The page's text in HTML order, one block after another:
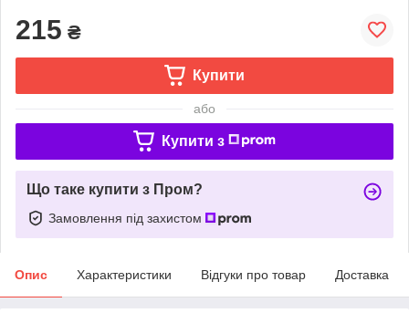
215 ₴
Купити
або
Купити з
Що таке купити з Пром?
Замовлення під захистом
Опис Характеристики Відгуки про товар Доставка